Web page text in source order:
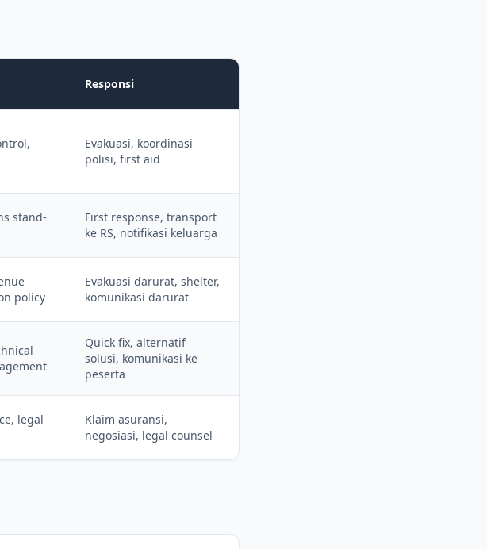
Responsi
Evakuasi, koordinasi
polisi, first aid
stand-
First response, transport
ke RS, notifikasi keluarga
policy
Evakuasi darurat, shelter,
komunikasi darurat
Quick fix, alternatif
solusi, komunikasi ke
peserta
legal
Klaim asuransi,
negosiasi, legal counsel